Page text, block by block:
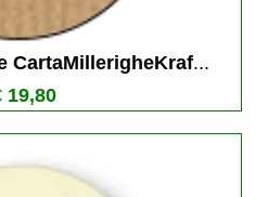
CartaMillerigheKraf...
19,80